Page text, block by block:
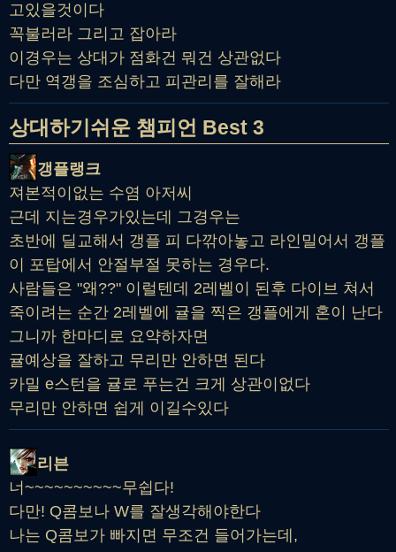
고있을것이다
꼭불러라 그리고 잡아라
이경우는 상대가 점화건 뭐건 상관없다
다만 역갱을 조심하고 피관리를 잘해라
상대하기쉬운 챔피언 Best 3
갱플랭크
져본적이없는 수염 아저씨
근데 지는경우가있는데 그경우는
초반에 딜교해서 갱플 피 다깎아놓고 라인밀어서 갱플
이 포탑에서 안절부절 못하는 경우다.
사람들은 "왜??" 이럴텐데 2레벨이 된후 다이브 쳐서
죽이려는 순간 2레벨에 귤을 찍은 갱플에게 혼이 난다
그니까 한마디로 요약하자면
귤예상을 잘하고 무리만 안하면 된다
카밀 e스턴을 귤로 푸는건 크게 상관이없다
무리만 안하면 쉽게 이길수있다
리븐
너~~~~~~~~~~무쉽다!
다만! Q콤보나 W를 잘생각해야한다
나는 Q콤보가 빠지면 무조건 들어가는데,